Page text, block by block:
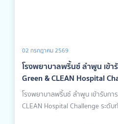
02 กรกฎาคม 2569
โรงพยาบาลพริ้นซ์ ลำพูน เข้า
Green & CLEAN Hospital
โรงพยาบาลพริ้นซ์ ลำพูน เข้ารับกา
CLEAN Hospital Challenge ระดั